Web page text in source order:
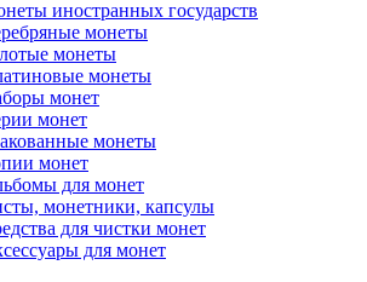
иностранных государств
монеты
монеты
монеты
монет
монет
монеты
монет
для монет
монетники, капсулы
для чистки монет
для монет